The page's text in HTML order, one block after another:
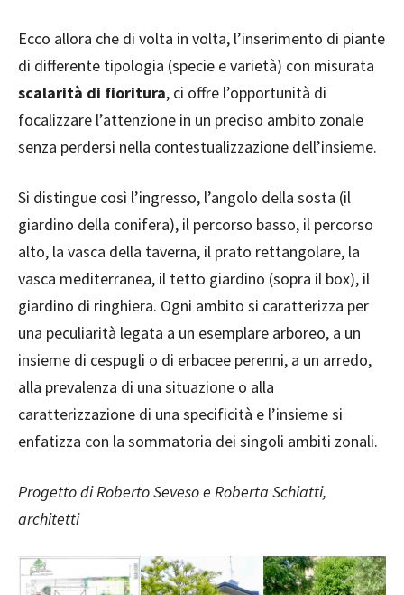
Ecco allora che di volta in volta, l’inserimento di piante
di differente tipologia (specie e varietà) con misurata
scalarità di fioritura, ci offre l’opportunità di
focalizzare l’attenzione in un preciso ambito zonale
senza perdersi nella contestualizzazione dell’insieme.
Si distingue così l’ingresso, l’angolo della sosta (il
giardino della conifera), il percorso basso, il percorso
alto, la vasca della taverna, il prato rettangolare, la
vasca mediterranea, il tetto giardino (sopra il box), il
giardino di ringhiera. Ogni ambito si caratterizza per
una peculiarità legata a un esemplare arboreo, a un
insieme di cespugli o di erbacee perenni, a un arredo,
alla prevalenza di una situazione o alla
caratterizzazione di una specificità e l’insieme si
enfatizza con la sommatoria dei singoli ambiti zonali.
Progetto di Roberto Seveso e Roberta Schiatti,
architetti